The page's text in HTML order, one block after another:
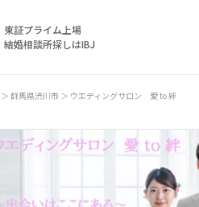
東証プライム上場
結婚相談所探しはIBJ
群馬県渋川市 ウエディングサロン 愛 to 絆